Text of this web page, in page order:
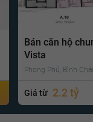
Bán căn hộ
Vista
Phong Phú, Bình
Giá từ 2.2 tỷ